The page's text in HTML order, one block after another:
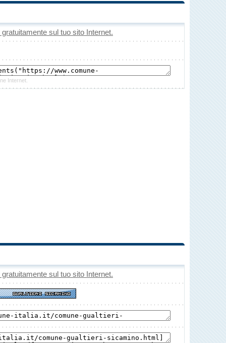
sul tuo sito Internet.
Internet.
sul tuo sito Internet.